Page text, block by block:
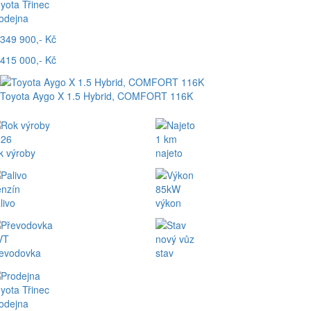
Třinec
349 900,- Kč
415 000,- Kč
Toyota Aygo X 1.5 Hybrid, COMFORT 116K
výroby
Třinec
1 km
najeto
85kW
výkon
nový vůz
stav